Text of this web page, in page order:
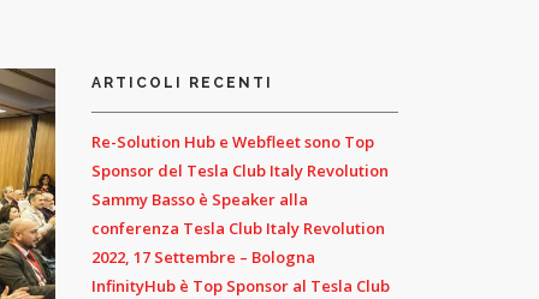
ARTICOLI RECENTI
Re-Solution Hub e Webfleet sono Top
Sponsor del Tesla Club Italy Revolution
Sammy Basso è Speaker alla
conferenza Tesla Club Italy Revolution
2022, 17 Settembre – Bologna
InfinityHub è Top Sponsor al Tesla Club